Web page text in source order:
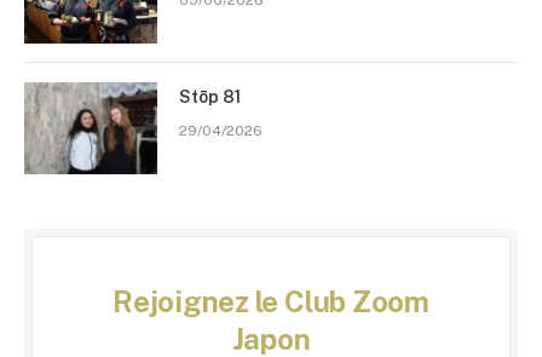
Stōp 81
29/04/2026
Rejoignez le Club Zoom
Japon